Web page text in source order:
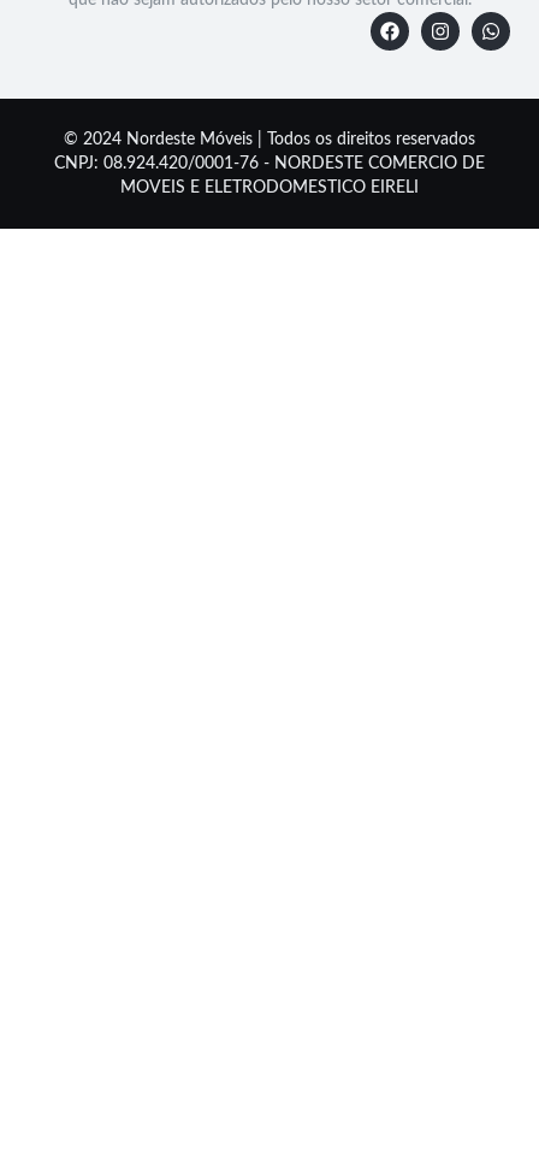
© 2024 Nordeste Móveis | Todos os direitos reservados
CNPJ: 08.924.420/0001-76 - NORDESTE COMERCIO DE
MOVEIS E ELETRODOMESTICO EIRELI